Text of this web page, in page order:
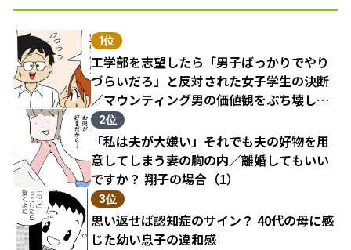
1位
工学部を志望したら「男子ばっかりでやり
づらいだろ」と反対された女子学生の決断
／マウンティング男の価値観をぶち壊した
結果（1）
2位
「私は夫が大嫌い」それでも夫の好物を用
意してしまう妻の胸の内／離婚してもいい
ですか？ 翔子の場合（1）
3位
思い返せば認知症のサイン？ 40代の母に感
じた幼い息子の違和感